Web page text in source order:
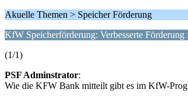
Akuelle Themen > Speicher Förderung
KfW Speicherförderung: Verbesserte Förderung
(1/1)
PSF Adminstrator:
Wie die KFW Bank mitteilt gibt es im KfW-